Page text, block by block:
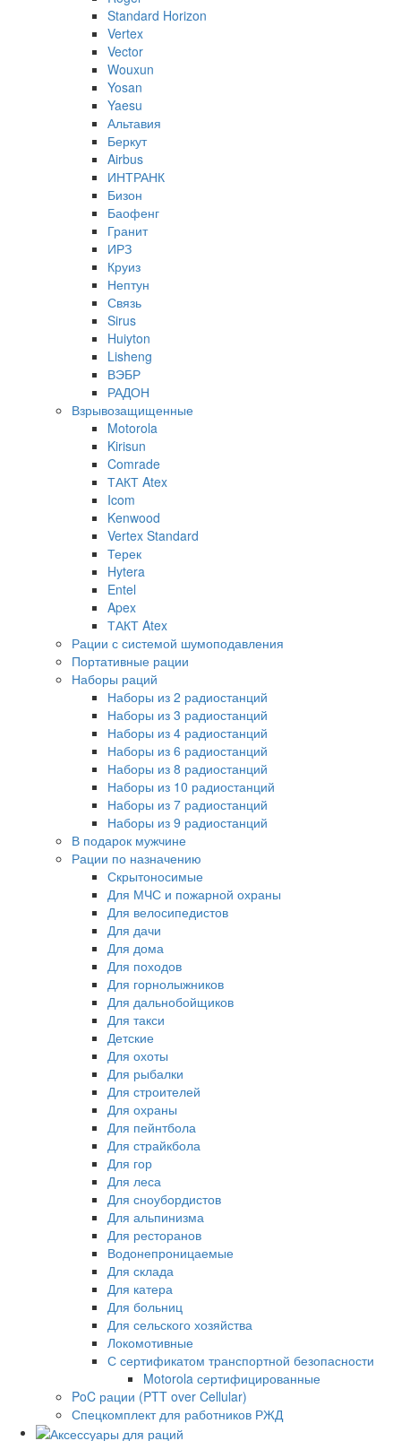
Standard Horizon
Vertex
Vector
Wouxun
Yosan
Yaesu
Альтавия
Беркут
Airbus
ИНТРАНК
Бизон
Баофенг
Гранит
ИРЗ
Круиз
Нептун
Связь
Sirus
Huiyton
Lisheng
ВЭБР
РАДОН
Взрывозащищенные
Motorola
Kirisun
Comrade
ТАКТ Atex
Icom
Kenwood
Vertex Standard
Терек
Hytera
Entel
Apex
ТАКТ Atex
Рации с системой шумоподавления
Портативные рации
Наборы раций
Наборы из 2 радиостанций
Наборы из 3 радиостанций
Наборы из 4 радиостанций
Наборы из 6 радиостанций
Наборы из 8 радиостанций
Наборы из 10 радиостанций
Наборы из 7 радиостанций
Наборы из 9 радиостанций
В подарок мужчине
Рации по назначению
Скрытоносимые
Для МЧС и пожарной охраны
Для велосипедистов
Для дачи
Для дома
Для походов
Для горнолыжников
Для дальнобойщиков
Для такси
Детские
Для охоты
Для рыбалки
Для строителей
Для охраны
Для пейнтбола
Для страйкбола
Для гор
Для леса
Для сноубордистов
Для альпинизма
Для ресторанов
Водонепроницаемые
Для склада
Для катера
Для больниц
Для сельского хозяйства
Локомотивные
С сертификатом транспортной безопасности
Motorola сертифицированные
PoC рации (PTT over Cellular)
Спецкомплект для работников РЖД